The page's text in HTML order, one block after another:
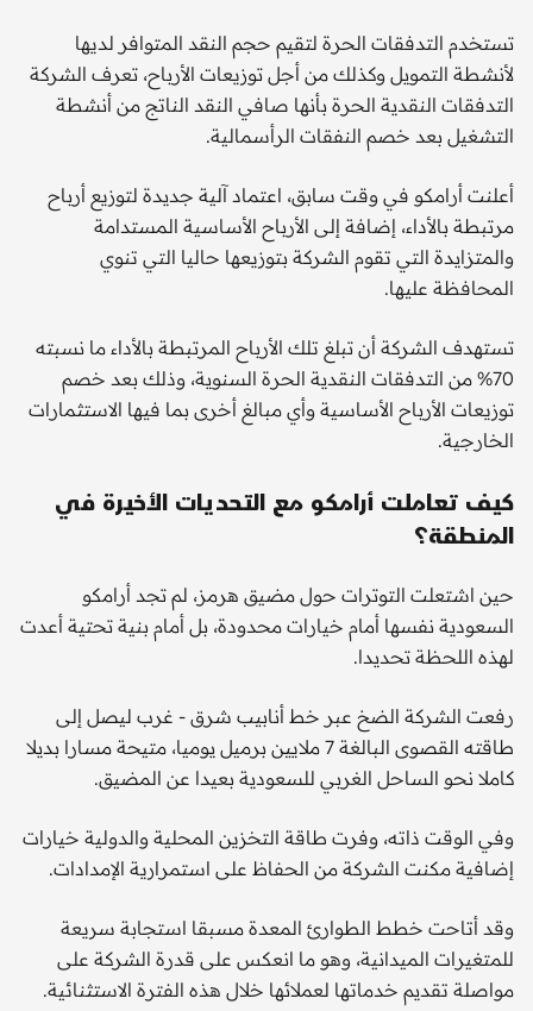
تستخدم التدفقات الحرة لتقيم حجم النقد المتوافر لديها
لأنشطة التمويل وكذلك من أجل توزيعات الأرباح، تعرف الشركة
التدفقات النقدية الحرة بأنها صافي النقد الناتج من أنشطة
التشغيل بعد خصم النفقات الرأسمالية.
أعلنت أرامكو في وقت سابق، اعتماد آلية جديدة لتوزيع أرباح
مرتبطة بالأداء، إضافة إلى الأرباح الأساسية المستدامة
والمتزايدة التي تقوم الشركة بتوزيعها حاليا التي تنوي
المحافظة عليها.
تستهدف الشركة أن تبلغ تلك الأرباح المرتبطة بالأداء ما نسبته
70% من التدفقات النقدية الحرة السنوية، وذلك بعد خصم
توزيعات الأرباح الأساسية وأي مبالغ أخرى بما فيها الاستثمارات
الخارجية.
كيف تعاملت أرامكو مع التحديات الأخيرة في
المنطقة؟
حين اشتعلت التوترات حول مضيق هرمز، لم تجد أرامكو
السعودية نفسها أمام خيارات محدودة، بل أمام بنية تحتية أعدت
لهذه اللحظة تحديدا.
رفعت الشركة الضخ عبر خط أنابيب شرق - غرب ليصل إلى
طاقته القصوى البالغة 7 ملايين برميل يوميا، متيحة مسارا بديلا
كاملا نحو الساحل الغربي للسعودية بعيدا عن المضيق.
وفي الوقت ذاته، وفرت طاقة التخزين المحلية والدولية خيارات
إضافية مكنت الشركة من الحفاظ على استمرارية الإمدادات.
وقد أتاحت خطط الطوارئ المعدة مسبقا استجابة سريعة
للمتغيرات الميدانية، وهو ما انعكس على قدرة الشركة على
مواصلة تقديم خدماتها لعملائها خلال هذه الفترة الاستثنائية.